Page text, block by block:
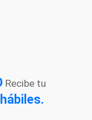
Recibe tu